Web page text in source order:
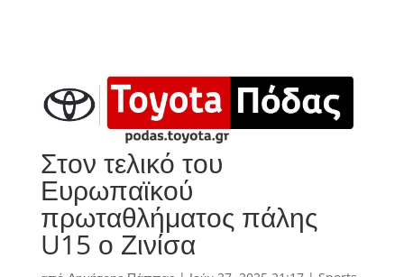
Στον τελικό του
Ευρωπαϊκού
πρωταθλήματος πάλης
U15 ο Ζινίσα